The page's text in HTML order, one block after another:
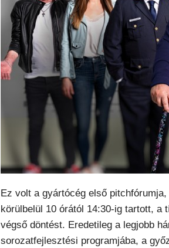
Ez volt a gyártócég első
körülbelül 10 órától 14:30-ig tartott, a
végső döntést. Eredetileg a legjobb
sorozatfejlesztési programjába, a